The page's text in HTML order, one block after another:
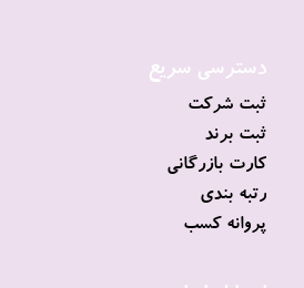
دسترسی سریع
ثبت شرکت
ثبت برند
کارت بازرگانی
رتبه بندی
پروانه کسب